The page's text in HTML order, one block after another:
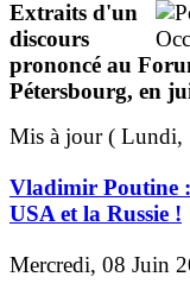
Extraits d'un
discours
prononcé au
Pétersbourg, en
Mis à jour ( Lundi,
Vladimir Poutine
USA et la Russie !
Mercredi, 08 Juin